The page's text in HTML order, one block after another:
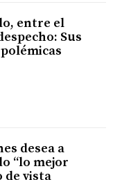
entre el
Sus
desea a
“lo mejor
de vista